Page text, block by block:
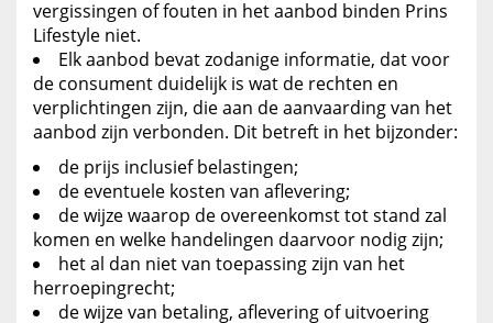
vergissingen of fouten in het aanbod binden Prins
Lifestyle niet.
Elk aanbod bevat zodanige informatie, dat voor
de consument duidelijk is wat de rechten en
verplichtingen zijn, die aan de aanvaarding van het
aanbod zijn verbonden. Dit betreft in het bijzonder:
de prijs inclusief belastingen;
de eventuele kosten van aflevering;
de wijze waarop de overeenkomst tot stand zal
komen en welke handelingen daarvoor nodig zijn;
het al dan niet van toepassing zijn van het
herroepingrecht;
de wijze van betaling, aflevering of uitvoering